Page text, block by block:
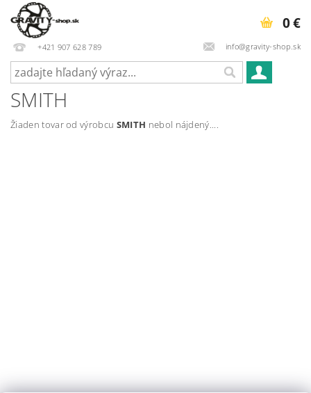
+421 907 628 789 info@gravity-shop.sk
0 €
SMITH
Žiaden tovar od výrobcu SMITH nebol nájdený....